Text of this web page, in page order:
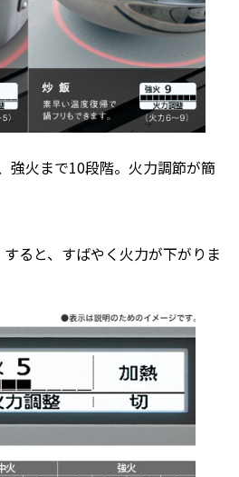
強火まで10段階。火力調節が簡
ると、すばやく火力が下がりま